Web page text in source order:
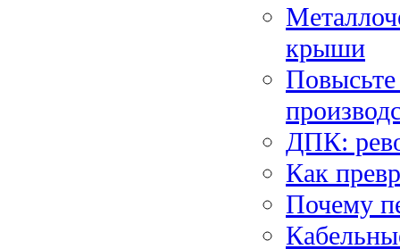
крыши
ДПК:
Как
Почему